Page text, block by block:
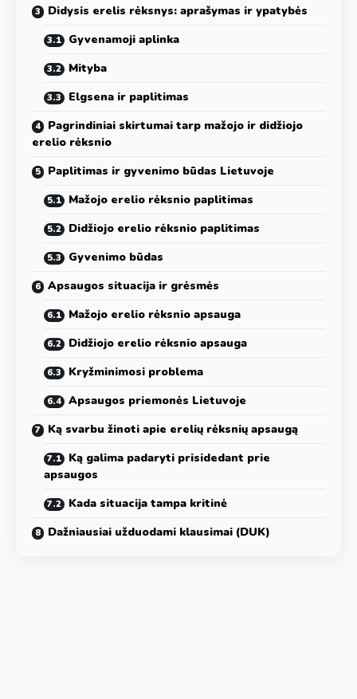
Didysis erelis rėksnys: aprašymas ir ypatybės
Gyvenamoji aplinka
Mityba
Elgsena ir paplitimas
Pagrindiniai skirtumai tarp mažojo ir didžiojo
erelio rėksnio
Paplitimas ir gyvenimo būdas Lietuvoje
Mažojo erelio rėksnio paplitimas
Didžiojo erelio rėksnio paplitimas
Gyvenimo būdas
Apsaugos situacija ir grėsmės
Mažojo erelio rėksnio apsauga
Didžiojo erelio rėksnio apsauga
Kryžminimosi problema
Apsaugos priemonės Lietuvoje
Ką svarbu žinoti apie erelių rėksnių apsaugą
Ką galima padaryti prisidedant prie
apsaugos
Kada situacija tampa kritinė
Dažniausiai užduodami klausimai (DUK)